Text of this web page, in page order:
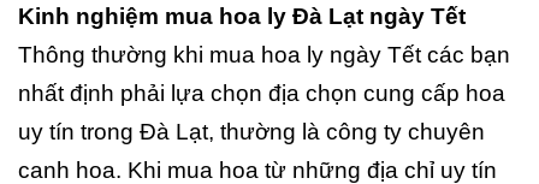
Kinh nghiệm mua hoa ly Đà Lạt ngày Tết
Thông thường khi mua hoa ly ngày Tết các bạn
nhất định phải lựa chọn địa chọn cung cấp hoa
uy tín trong Đà Lạt, thường là công ty chuyên
canh hoa. Khi mua hoa từ những địa chỉ uy tín